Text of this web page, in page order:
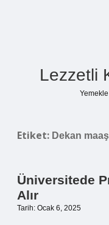
Lezzetli
Etiket: Dekan
Üniversitede
Alır
Tarih: Ocak 6, 2025